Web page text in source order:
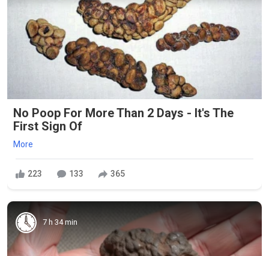
No Poop For More Than 2 Days - It's The
First Sign Of
More
223 133 365
7 h 34 min